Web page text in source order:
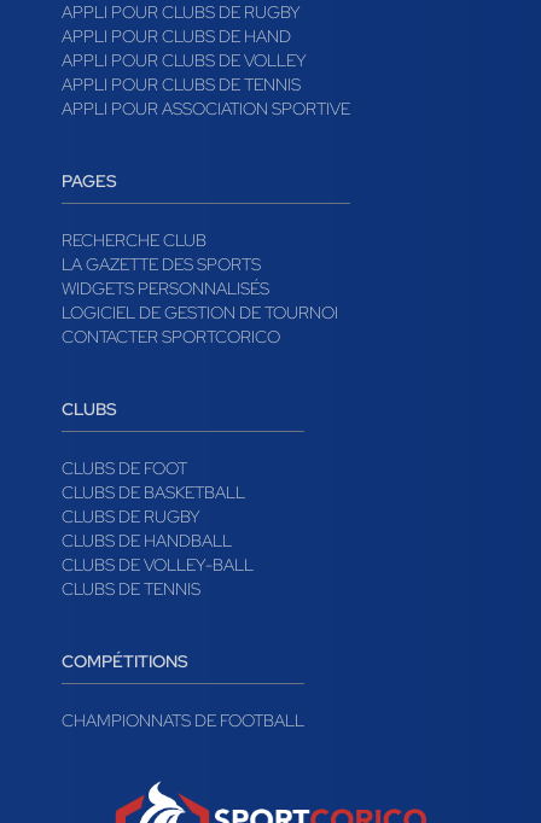
APPLI POUR CLUBS DE RUGBY
APPLI POUR CLUBS DE HAND
APPLI POUR CLUBS DE VOLLEY
APPLI POUR CLUBS DE TENNIS
APPLI POUR ASSOCIATION SPORTIVE
PAGES
RECHERCHE CLUB
LA GAZETTE DES SPORTS
WIDGETS PERSONNALISÉS
LOGICIEL DE GESTION DE TOURNOI
CONTACTER SPORTCORICO
CLUBS
CLUBS DE FOOT
CLUBS DE BASKETBALL
CLUBS DE RUGBY
CLUBS DE HANDBALL
CLUBS DE VOLLEY-BALL
CLUBS DE TENNIS
COMPÉTITIONS
CHAMPIONNATS DE FOOTBALL